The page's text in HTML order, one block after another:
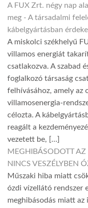
A FUX Zrt. négy nap
meg - A társadalmi
kábelgyártásban
A miskolci székhelyű
villamos energiát
csatlakozva. A szabad
foglalkozó társaság
felhívásához, amely az
villamosenergia-
célozta. A
reagált a
vezetett be, […]
MEGHIBÁSODOTT AZ
NINCS VESZÉLYBEN
Műszaki hiba miatt
ózdi vízellátó rendszer
meghibásodás miatt